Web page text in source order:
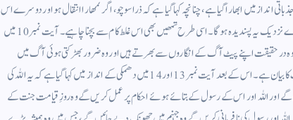
نمبر 9 میں درست تقسیم پر جذباتی انداز میں ابھارا گیا ہے ، چنانچہ کہا گیا ہے کہ ذرا سوچو ، اگر تمھارا انتقال ہو اور دوسرے اس
پر قبضہ کرلیں اور تمھارے ورثہ کو محروم کردیں تو کیا تمھارے نزدیک یہ پسندیدہ ہوگا ۔ اسی طرح تمھیں بھی اس غلط کام سے بچنا چاہیے ۔ آیت نمبر 10 میں
وہ درحقیقت اپنے پیٹ آگ کے انگاروں سے بھرتے ہیں اور وہ ضرور بھڑکتی ہوئی آگ میں
جھونکے جائیں گے ۔ آیت نمبر 11 اور 12 میں احکامِ وراثت کا بیان ہے ۔ اس کے بعد آیت نمبر 13 اور 14 میں دھمکی کے انداز میں کہا گیا ہے کہ یہ اللہ کی
اور اللہ اور اس کے رسول کے بتائے ہوئے احکام پر عمل کریں گے وہ روزِ قیامت جنت کے